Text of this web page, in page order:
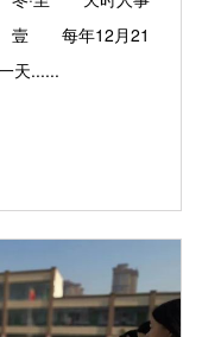
壹 每年12月21
天......